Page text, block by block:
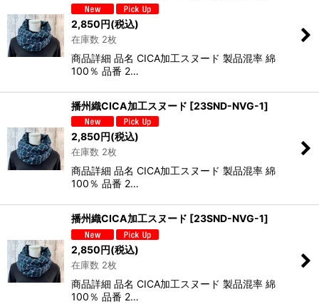
2,850円(税込)
在庫数 2枚
商品詳細 品名 CICA加工スヌード 製品混率 綿
100％ 品番 2…
播州織CICA加工スヌード [23SND-NVG-1]
2,850円(税込)
在庫数 2枚
商品詳細 品名 CICA加工スヌード 製品混率 綿
100％ 品番 2…
播州織CICA加工スヌード [23SND-NVG-1]
2,850円(税込)
在庫数 2枚
商品詳細 品名 CICA加工スヌード 製品混率 綿
100％ 品番 2…